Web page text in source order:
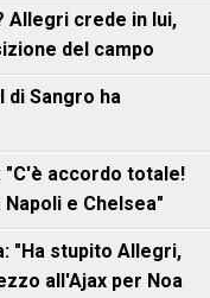
Allegri crede in lui,
del campo
di Sangro ha
"C'è accordo totale!
e Chelsea"
"Ha stupito Allegri,
all'Ajax per Noa